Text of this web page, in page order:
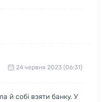
24 червня 2023 (06:31)
й собі взяти банку. У